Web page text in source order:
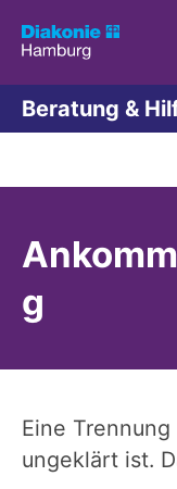
Beratung &
g
Eine
ungeklärt ist.